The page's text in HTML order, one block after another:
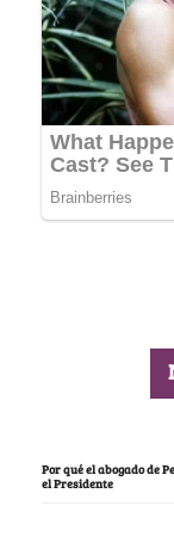
Por qué el abogado de
el Presidente